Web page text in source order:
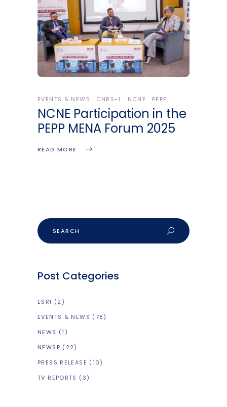
EVENTS & NEWS CNRS-L NCNE PEPP
NCNE Participation in the
PEPP MENA Forum 2025
READ MORE
Search
Post Categories
ESRI (2)
EVENTS & NEWS (78)
NEWS (1)
NEWSP (22)
PRESS RELEASE (10)
TV REPORTS (3)